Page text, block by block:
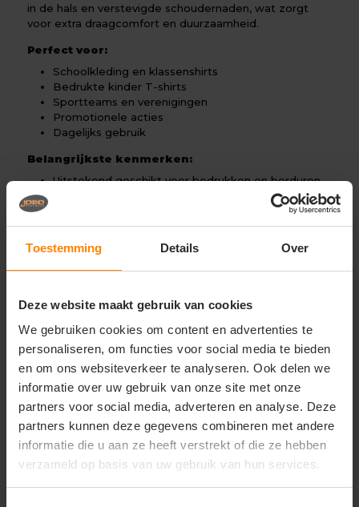
Toestemming Details Over
Deze website maakt gebruik van cookies
We gebruiken cookies om content en advertenties te
personaliseren, om functies voor social media te bieden
en om ons websiteverkeer te analyseren. Ook delen we
informatie over uw gebruik van onze site met onze
partners voor social media, adverteren en analyse. Deze
partners kunnen deze gegevens combineren met andere
informatie die u aan ze heeft verstrekt of die ze hebben
verzameld op basis van uw gebruik van hun services.
in de hals en verstevigde schoudernaden, wat zorgt
voor extra draagcomfort en duurzaamheid.
Perfect voor:
Schoolkleding en klassenshirts
Bedrukte kinder T-shirts
Sportteams en verenigingen
Promotionele acties
Dagelijks gebruik
Belangrijkste kenmerken:
Uitstekend geschikt voor bedrukken en borduren
Single jersey kwaliteit
Regular fit (kids)
Tear-away label in de hals
Verstevigde schoudernaden
Geschikt voor intensief wassen
Gerelateerde producten